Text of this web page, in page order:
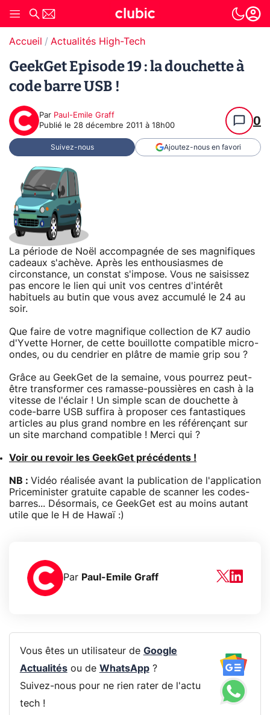
Accueil Actualités High-Tech
GeekGet Episode 19 : la douchette à
code barre USB !
Par Paul-Emile Graff
Publié le 28 décembre 2011 à 18h00 0
Suivez-nous Ajoutez-nous en favori
La période de Noël accompagnée de ses magnifiques
cadeaux s'achève. Après les enthousiasmes de
circonstance, un constat s'impose. Vous ne saisissez
pas encore le lien qui unit vos centres d'intérêt
habituels au butin que vous avez accumulé le 24 au
soir.
Que faire de votre magnifique collection de K7 audio
d'Yvette Horner, de cette bouillotte compatible micro-
ondes, ou du cendrier en plâtre de mamie grip sou ?
Grâce au GeekGet de la semaine, vous pourrez peut-
être transformer ces ramasse-poussières en cash à la
vitesse de l'éclair ! Un simple scan de douchette à
code-barre USB suffira à proposer ces fantastiques
articles au plus grand nombre en les référençant sur
un site marchand compatible ! Merci qui ?
Voir ou revoir les GeekGet précédents !
NB : Vidéo réalisée avant la publication de l'application
Priceminister gratuite capable de scanner les codes-
barres... Désormais, ce GeekGet est au moins autant
utile que le H de Hawaï :)
Par Paul-Emile Graff
Vous êtes un utilisateur de Google
Actualitésou de WhatsApp?
Suivez-nous pour ne rien rater de l'actu
tech !